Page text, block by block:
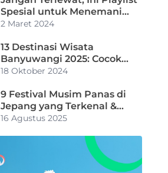
Spesial untuk Menemani
Perjalanan Mudik Lebaran
2 Maret 2024
13 Destinasi Wisata
Banyuwangi 2025: Cocok
untuk Liburan Keluarga
18 Oktober 2024
9 Festival Musim Panas di
Jepang yang Terkenal &
Jadwalnya
16 Agustus 2025